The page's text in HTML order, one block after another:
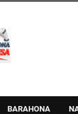
BARAHONA